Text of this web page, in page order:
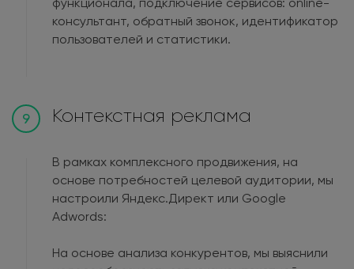
консультант, обратный звонок, идентификатор
пользователей и статистики.
9 Контекстная реклама
В рамках комплексного продвижения, на
основе потребностей целевой аудитории, мы
настроили Яндекс.Директ или Google
Adwords:
На основе анализа конкурентов, мы выяснили